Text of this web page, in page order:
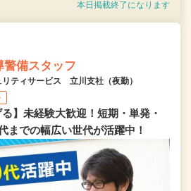
本日掲載終了になります
警備スタッフ
ティサービス 立川支社（夜勤）
る】未経験大歓迎！短期・単発・
までの幅広い世代が活躍中！